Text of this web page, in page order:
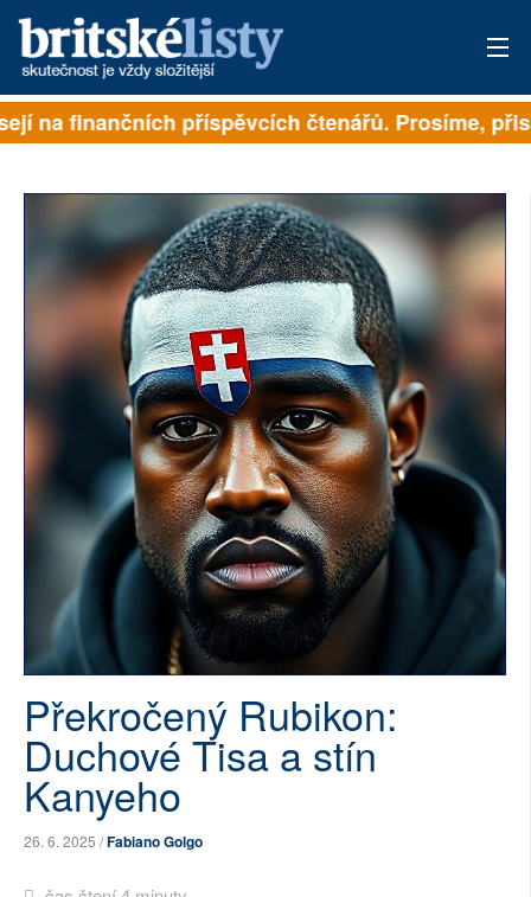
PŘIHLÁSIT
ARCHIV
ROZHOVORY
TÉMATA
NEJČTENĚJŠÍ ZA 7 DNÍ
PŘÍSPĚVKY NA PROVOZ
SOCIÁLNÍ SÍTĚ
RUBRIKY
PLNÁ VERZE STRÁNEK
na finančních příspěvcích čtenářů. Prosíme,
Překročený Rubikon:
Duchové Tisa a stín
Kanyeho
26. 6. 2025 /Fabiano Golgo